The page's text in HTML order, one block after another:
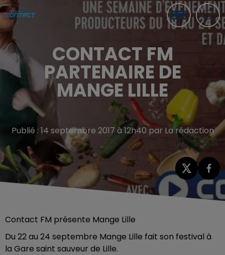
CONTACT FM
PARTENAIRE DE
MANGE LILLE
Publié : 14 septembre 2017 à 12h40 par La rédaction
Contact FM présente Mange Lille
Du 22 au 24 septembre Mange Lille fait son festival à
la Gare saint sauveur de Lille.